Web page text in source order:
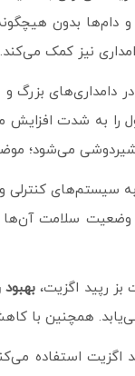
و دام‌ها بدون
نیز کمک می‌کند.
در دامداری‌های
به شدت افزایش
می‌شود؛
سیستم‌های
سلامت آن‌ها
رپید اگزیت، بهبود
همچنین با
اگزیت استفاده